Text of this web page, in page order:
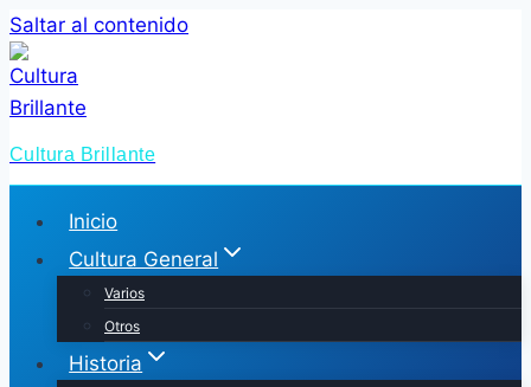
Saltar al contenido
Cultura Brillante
Inicio
Cultura General
Varios
Otros
Historia